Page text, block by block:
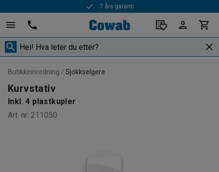
7 års garanti
Butikkinnredning Sjokkselgere
Kurvstativ
Inkl. 4 plastkupler
Art. nr: 211050